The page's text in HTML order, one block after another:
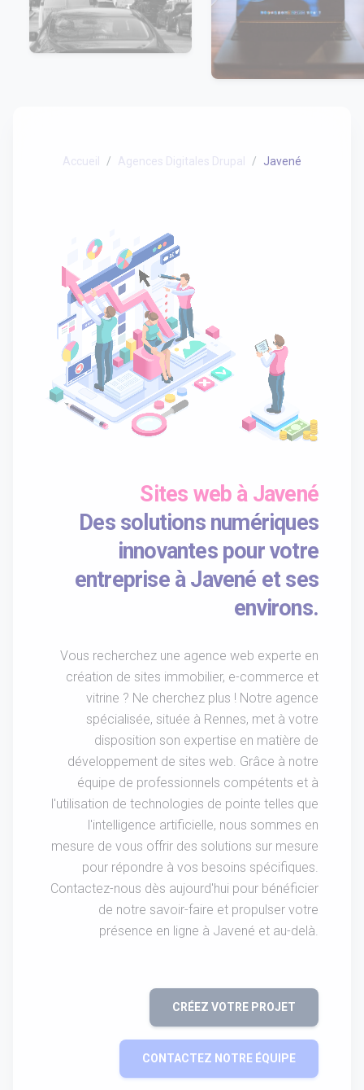
Accueil Agences Digitales Drupal Javené
Sites web à Javené
Des solutions numériques
innovantes pour votre
entreprise à Javené et ses
environs.
Vous recherchez une agence web experte en
création de sites immobilier, e-commerce et
vitrine ? Ne cherchez plus ! Notre agence
spécialisée, située à Rennes, met à votre
disposition son expertise en matière de
développement de sites web. Grâce à notre
équipe de professionnels compétents et à
l'utilisation de technologies de pointe telles que
l'intelligence artificielle, nous sommes en
mesure de vous offrir des solutions sur mesure
pour répondre à vos besoins spécifiques.
Contactez-nous dès aujourd'hui pour bénéficier
de notre savoir-faire et propulser votre
présence en ligne à Javené et au-delà.
CRÉEZ VOTRE PROJET
CONTACTEZ NOTRE ÉQUIPE